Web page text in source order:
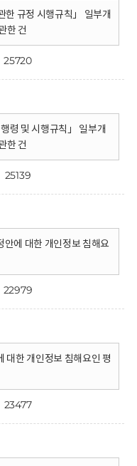
한 규정 시행규칙」 일부개
한 건
25720
령 및 시행규칙」 일부개
한 건
25139
안에 대한 개인정보 침해요
22979
대한 개인정보 침해요인 평
23477